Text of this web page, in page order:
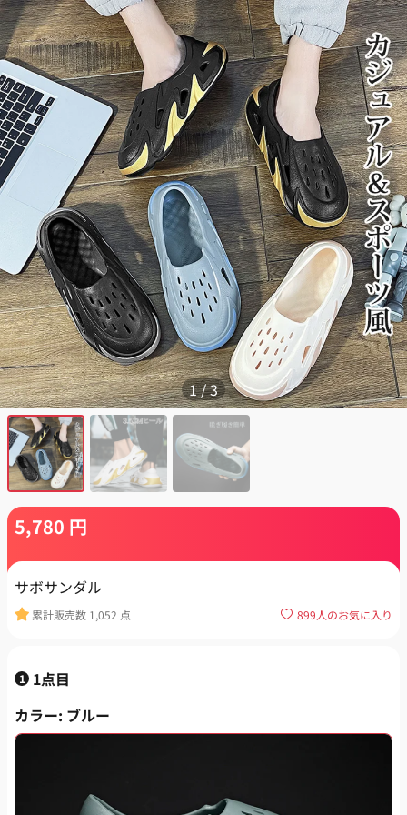
1/3
5,780 円
サボサンダル
累計販売数 1,052 点 899人のお気に入り
1 1点目
カラー: ブルー